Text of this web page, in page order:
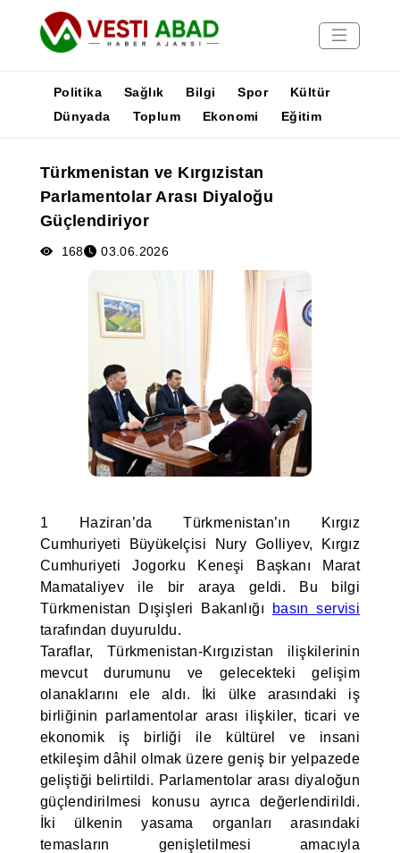
Yayınlar
Medya
Poster
Politika Sağlık Bilgi Spor
Kültür
Dünyada
Toplum Ekonomi Eğitim
Türkmenistan ve Kırgızistan
Parlamentolar Arası Diyaloğu
Güçlendiriyor
168 03.06.2026
1 Haziran’da Türkmenistan’ın Kırgız
Cumhuriyeti Büyükelçisi Nury Golliyev, Kırgız
Cumhuriyeti Jogorku Keneşi Başkanı Marat
Mamataliyev ile bir araya geldi. Bu bilgi
Türkmenistan Dışişleri Bakanlığı
basın servisi
tarafından duyuruldu.
Taraflar, Türkmenistan-Kırgızistan ilişkilerinin
mevcut durumunu ve gelecekteki gelişim
olanaklarını ele aldı. İki ülke arasındaki iş
birliğinin parlamentolar arası ilişkiler, ticari ve
ekonomik iş birliği ile kültürel ve insani
etkileşim dâhil olmak üzere geniş bir yelpazede
geliştiği belirtildi. Parlamentolar arası diyaloğun
güçlendirilmesi konusu ayrıca değerlendirildi.
İki ülkenin yasama organları arasındaki
temasların genişletilmesi amacıyla